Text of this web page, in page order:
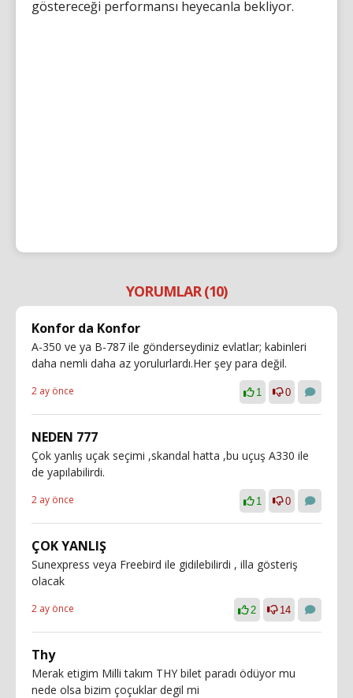
göstereceği performansı heyecanla bekliyor.
YORUMLAR (10)
Konfor da Konfor
A-350 ve ya B-787 ile gönderseydiniz evlatlar; kabinleri
daha nemli daha az yorulurlardı.Her şey para değil.
2 ay önce 1 0
NEDEN 777
Çok yanlış uçak seçimi ,skandal hatta ,bu uçuş A330 ile
de yapılabilirdi.
2 ay önce 1 0
ÇOK YANLIŞ
Sunexpress veya Freebird ile gidilebilirdi , illa gösteriş
olacak
2 ay önce 2 14
Thy
Merak etigim Milli takım THY bilet paradı ödüyor mu
nede olsa bizim çoçuklar degil mi